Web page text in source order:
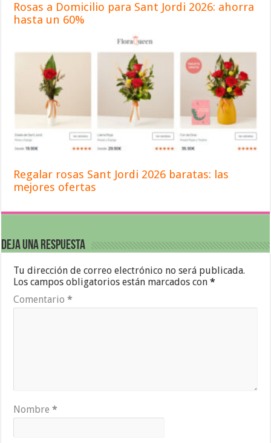
Rosas a Domicilio para Sant Jordi 2026: ahorra
hasta un 60%
Regalar rosas Sant Jordi 2026 baratas: las
mejores ofertas
Deja una respuesta
Tu dirección de correo electrónico no será publicada.
Los campos obligatorios están marcados con*
Comentario*
Nombre*